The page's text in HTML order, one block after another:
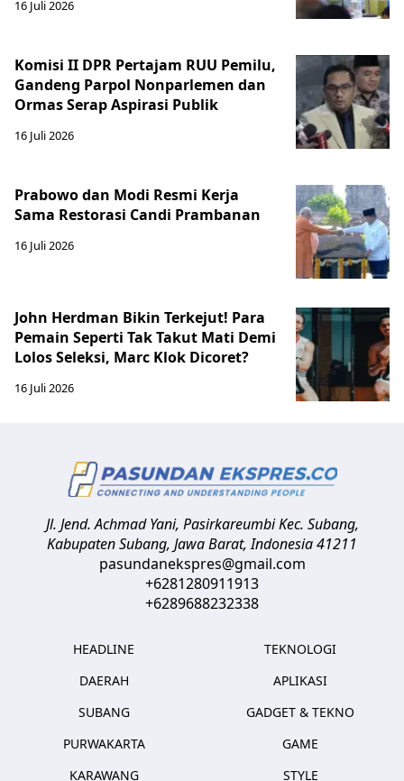
16 Juli 2026
Komisi II DPR Pertajam RUU Pemilu,
Gandeng Parpol Nonparlemen dan
Ormas Serap Aspirasi Publik
16 Juli 2026
Prabowo dan Modi Resmi Kerja
Sama Restorasi Candi Prambanan
16 Juli 2026
John Herdman Bikin Terkejut! Para
Pemain Seperti Tak Takut Mati Demi
Lolos Seleksi, Marc Klok Dicoret?
16 Juli 2026
Jl. Jend. Achmad Yani, Pasirkareumbi Kec. Subang,
Kabupaten Subang, Jawa Barat,Indonesia41211
pasundanekspres@gmail.com
+6281280911913
+6289688232338
HEADLINE
DAERAH
SUBANG
PURWAKARTA
KARAWANG
TEKNOLOGI
APLIKASI
GADGET & TEKNO
GAME
STYLE